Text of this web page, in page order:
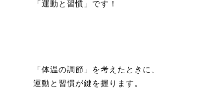
「運動と習慣」です！
「体温の調節」を考えたときに、
運動と習慣が鍵を握ります。